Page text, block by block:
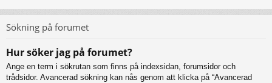
Sökning på forumet
Hur söker jag på forumet?
Ange en term i sökrutan som finns på indexsidan, forumsidor och
trådsidor. Avancerad sökning kan nås genom att klicka på “Avancerad